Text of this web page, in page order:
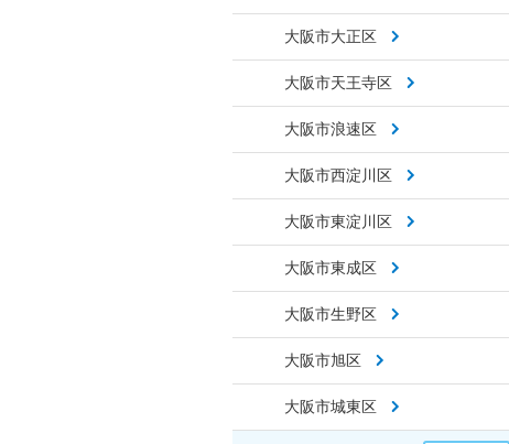
大阪市大正区
大阪市天王寺区
大阪市浪速区
大阪市西淀川区
大阪市東淀川区
大阪市東成区
大阪市生野区
大阪市旭区
大阪市城東区